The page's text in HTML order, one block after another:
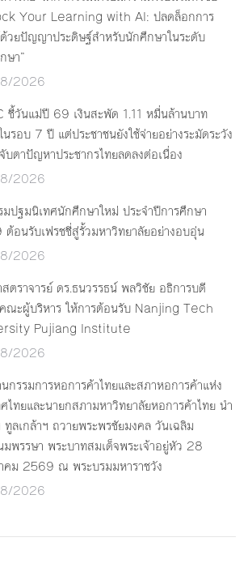
Your Learning with AI: ปลดล็อกการ
ด้วยปัญญาประดิษฐ์สำหรับนักศึกษาในระดับ
ษา”
2026
ชี้วันแม่ปี 69 เงินสะพัด 1.11 หมื่นล้านบาท
นรอบ 7 ปี แต่ประชาชนยังใช้จ่ายอย่างระมัดระวัง
บตาปัญหาประชากรไทยลดลงต่อเนื่อง
2026
มปฐมนิเทศนักศึกษาใหม่ ประจำปีการศึกษา
อนรับเฟรชชี่สู่รั้วมหาวิทยาลัยอย่างอบอุ่น
2026
ตราจารย์ ดร.ธนวรรธน์ พลวิชัย อธิการบดี
ณะผู้บริหาร ให้การต้อนรับ Nanjing Tech
Pujiang Institute
2026
กรรมการหอการค้าไทยและสภาหอการค้าแห่ง
ไทยและนายกสภามหาวิทยาลัยหอการค้าไทย นำ
ลเกล้าฯ ถวายพระพรชัยมงคล วันเฉลิม
มพรรษา พระบาทสมเด็จพระเจ้าอยู่หัว 28
คม 2569 ณ พระบรมมหาราชวัง
2026